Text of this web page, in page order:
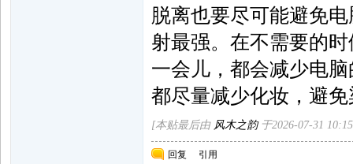
脱离也要尽可能避免
射最强。在不需要的
一会儿，都会减少电
都尽量减少化妆，避
[本贴最后由 风木之韵于2026-07-31
回复 引用